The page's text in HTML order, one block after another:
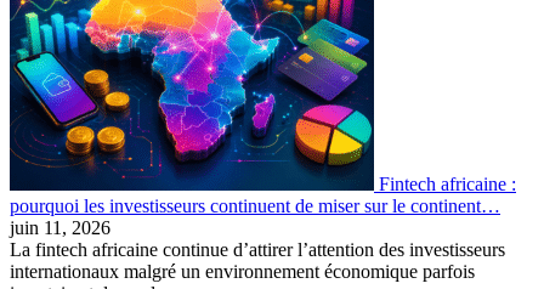
Fintech africaine :
pourquoi les investisseurs continuent de miser sur le continent…
juin 11, 2026
La fintech africaine continue d’attirer l’attention des investisseurs
internationaux malgré un environnement économique parfois